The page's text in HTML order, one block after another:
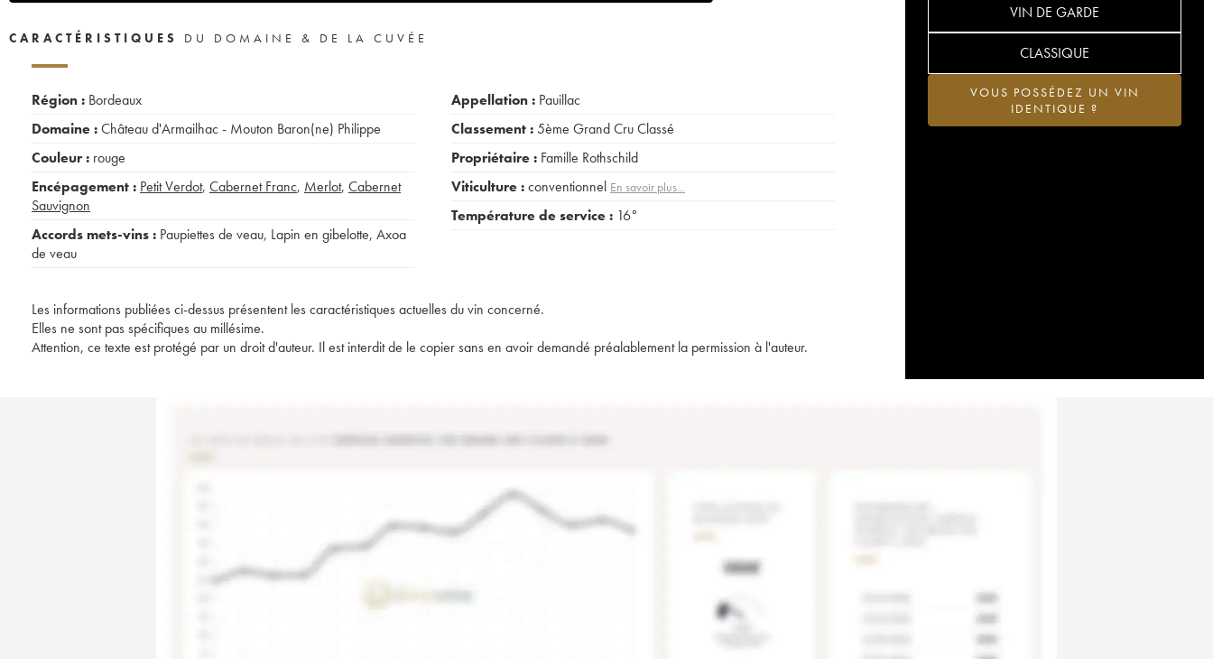
VIN DE GARDE
CLASSIQUE
VOUS POSSÉDEZ UN VIN
IDENTIQUE ?
CARACTÉRISTIQUES DU DOMAINE & DE LA CUVÉE
Région : Bordeaux
Domaine :Château d'Armailhac - Mouton Baron(ne) Philippe
Couleur : rouge
Encépagement : Petit Verdot, Cabernet Franc, Merlot, Cabernet
Sauvignon
Accords mets-vins : Paupiettes de veau, Lapin en gibelotte, Axoa
de veau
Appellation : Pauillac
Classement :5ème Grand Cru Classé
Propriétaire : Famille Rothschild
Viticulture :conventionnel En savoir plus...
Température de service : 16°
Les informations publiées ci-dessus présentent les caractéristiques actuelles du vin concerné.
Elles ne sont pas spécifiques au millésime.
Attention, ce texte est protégé par un droit d'auteur. Il est interdit de le copier sans en avoir demandé préalablement la permission à l'auteur.